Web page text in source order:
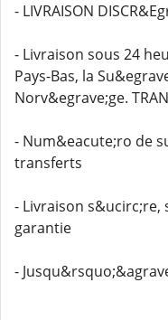
- LIVRAISON
- Livraison sous 24
Pays-Bas, la
Norv&egrave;ge.
- Num&eacute;ro de
transferts
- Livraison s&ucirc;re,
garantie
-